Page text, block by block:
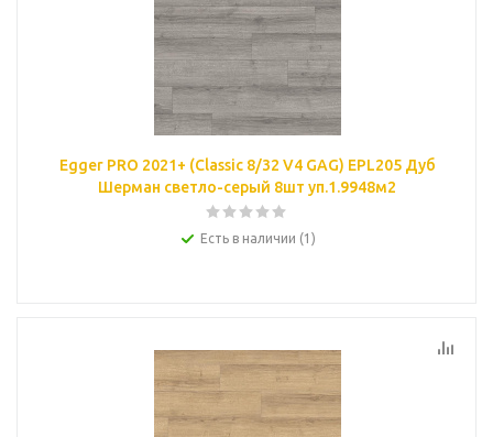
Egger PRO 2021+ (Classic 8/32 V4 GAG) EPL205 Дуб
Шерман светло-серый 8шт уп.1.9948м2
Есть в наличии (1)